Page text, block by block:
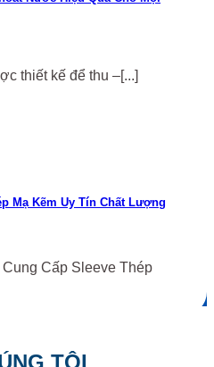
thiết kế để thu –[...]
Mạ Kẽm Uy Tín Chất Lượng
Cấp Sleeve Thép